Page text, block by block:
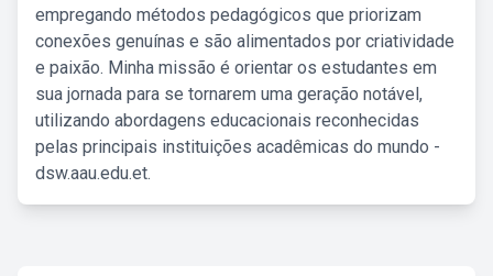
empregando métodos pedagógicos que priorizam
conexões genuínas e são alimentados por criatividade
e paixão. Minha missão é orientar os estudantes em
sua jornada para se tornarem uma geração notável,
utilizando abordagens educacionais reconhecidas
pelas principais instituições acadêmicas do mundo -
dsw.aau.edu.et.